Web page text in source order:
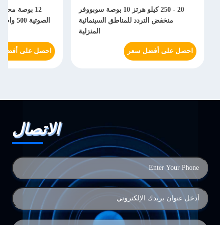
20 - 250 كيلو هرتز 10 بوصة سوبووفر
منخفض التردد للمناطق السينمائية
على أفضل سعر
12 بوصة محركات مزدوجة
الصوتية 500 واط خشبية
احصل على أفضل سعر
الاتصال